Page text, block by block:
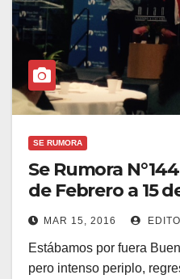
SE RUMORA
Se Rumora
de Febrero a 15
MAR 15, 2016
Estábamos por fuera
pero intenso periplo,